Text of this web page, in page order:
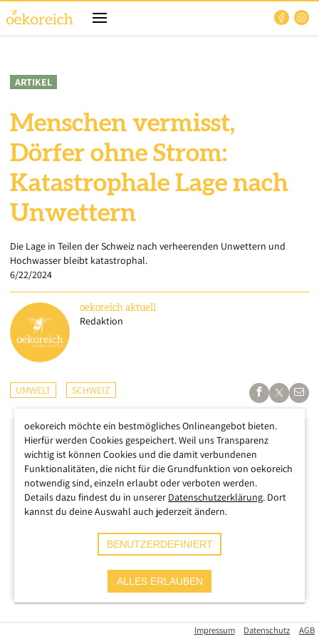
ARTIKEL
Menschen vermisst,
Dörfer ohne Strom:
Katastrophale Lage nach
Unwettern
Die Lage in Teilen der Schweiz nach verheerenden Unwettern und
Hochwasser bleibt katastrophal.
6/22/2024
oekoreich aktuell
Redaktion
UMWELT SCHWEIZ
Die Lage in Teilen der Schweiz nach verheerenden Unwettern
Impressum Datenschutz AGB
oekoreich möchte ein bestmögliches Onlineangebot bieten.
Hierfür werden Cookies gespeichert. Weil uns Transparenz
wichtig ist können Cookies und die damit verbundenen
Funktionalitäten, die nicht für die Grundfunktion von oekoreich
notwendig sind, einzeln erlaubt oder verboten werden.
Details dazu findest du in unserer Datenschutzerklärung. Dort
kannst du deine Auswahl auch jederzeit ändern.
BENUTZERDEFINIERT
ALLES ERLAUBEN